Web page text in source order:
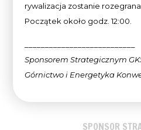
rywalizacja zostanie
Początek około godz. 12:00.
Sponsorem Strategicznym
Górnictwo i Energetyka
SPONSOR